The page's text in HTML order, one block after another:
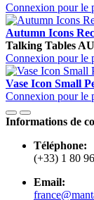
Connexion pour le
Autumn Icons
Talking Tables
Connexion pour le
Vase Icon Small
Connexion pour le
Informations de
Téléphone:
(+33) 1 80
Email: